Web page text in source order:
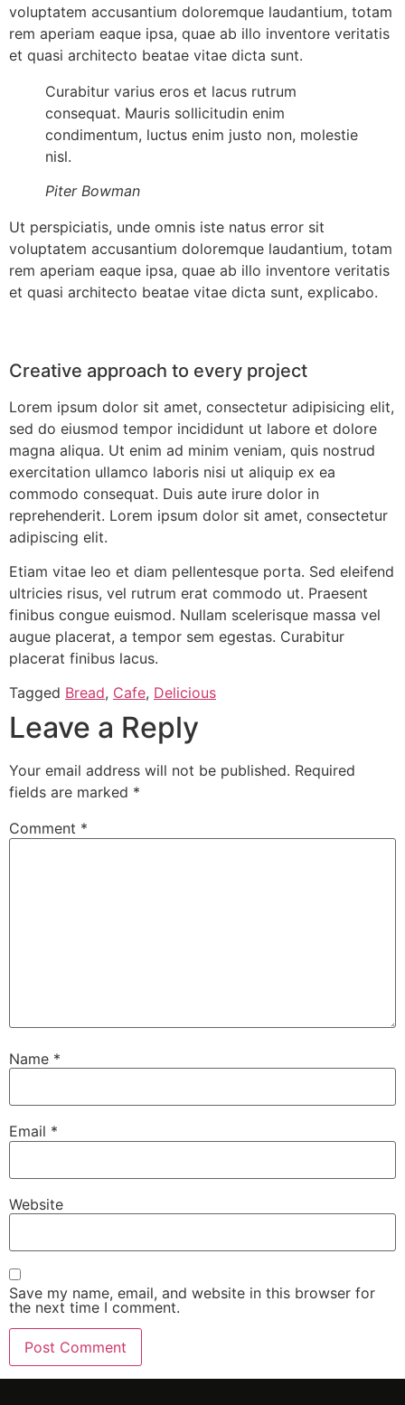
voluptatem accusantium doloremque laudantium, totam
rem aperiam eaque ipsa, quae ab illo inventore veritatis
et quasi architecto beatae vitae dicta sunt.
Curabitur varius eros et lacus rutrum
consequat. Mauris sollicitudin enim
condimentum, luctus enim justo non, molestie
nisl.
Piter Bowman
Ut perspiciatis, unde omnis iste natus error sit
voluptatem accusantium doloremque laudantium, totam
rem aperiam eaque ipsa, quae ab illo inventore veritatis
et quasi architecto beatae vitae dicta sunt, explicabo.
Creative approach to every project
Lorem ipsum dolor sit amet, consectetur adipisicing elit,
sed do eiusmod tempor incididunt ut labore et dolore
magna aliqua. Ut enim ad minim veniam, quis nostrud
exercitation ullamco laboris nisi ut aliquip ex ea
commodo consequat. Duis aute irure dolor in
reprehenderit. Lorem ipsum dolor sit amet, consectetur
adipiscing elit.
Etiam vitae leo et diam pellentesque porta. Sed eleifend
ultricies risus, vel rutrum erat commodo ut. Praesent
finibus congue euismod. Nullam scelerisque massa vel
augue placerat, a tempor sem egestas. Curabitur
placerat finibus lacus.
Tagged Bread, Cafe, Delicious
Leave a Reply
Your email address will not be published. Required
fields are marked *
Comment *
Name *
Email *
Website
Save my name, email, and website in this browser for
the next time I comment.